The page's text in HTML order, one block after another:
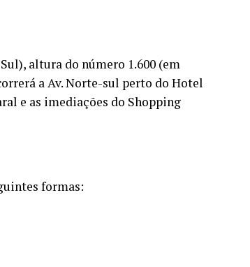
altura do número 1.600 (em
a Av. Norte-sul perto do Hotel
e as imediações do Shopping
formas: